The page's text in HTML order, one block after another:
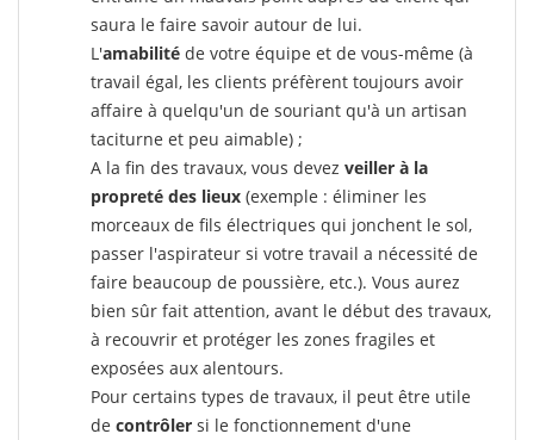
saura le faire savoir autour de lui.
L'amabilité de votre équipe et de vous-même (à
travail égal, les clients préfèrent toujours avoir
affaire à quelqu'un de souriant qu'à un artisan
taciturne et peu aimable) ;
A la fin des travaux, vous devez veiller à la
propreté des lieux (exemple : éliminer les
morceaux de fils électriques qui jonchent le sol,
passer l'aspirateur si votre travail a nécessité de
faire beaucoup de poussière, etc.). Vous aurez
bien sûr fait attention, avant le début des travaux,
à recouvrir et protéger les zones fragiles et
exposées aux alentours.
Pour certains types de travaux, il peut être utile
de contrôler si le fonctionnement d'une